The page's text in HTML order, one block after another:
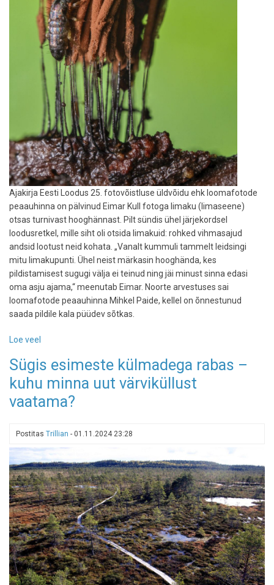
Ajakirja Eesti Loodus 25. fotovõistluse üldvõidu ehk loomafotode
peaauhinna on pälvinud Eimar Kull fotoga limaku (limaseene)
otsas turnivast hooghännast. Pilt sündis ühel järjekordsel
loodusretkel, mille siht oli otsida limakuid: rohked vihmasajud
andsid lootust neid kohata. „Vanalt kummuli tammelt leidsingi
mitu limakupunti. Ühel neist märkasin hooghända, kes
pildistamisest sugugi välja ei teinud ning jäi minust sinna edasi
oma asju ajama,“ meenutab Eimar. Noorte arvestuses sai
loomafotode peaauhinna Mihkel Paide, kellel on õnnestunud
saada pildile kala püüdev sõtkas.
Loe veel
Looduse
fotovõistluse
võitnud
putukast
Sügis esimeste külmadega rabas –
kuhu minna uut värviküllust
vaatama?
Postitas Trillian - 01.11.2024 23:28